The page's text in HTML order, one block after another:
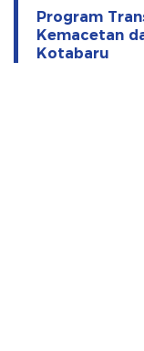
Program
Kemacetan
Kotabaru